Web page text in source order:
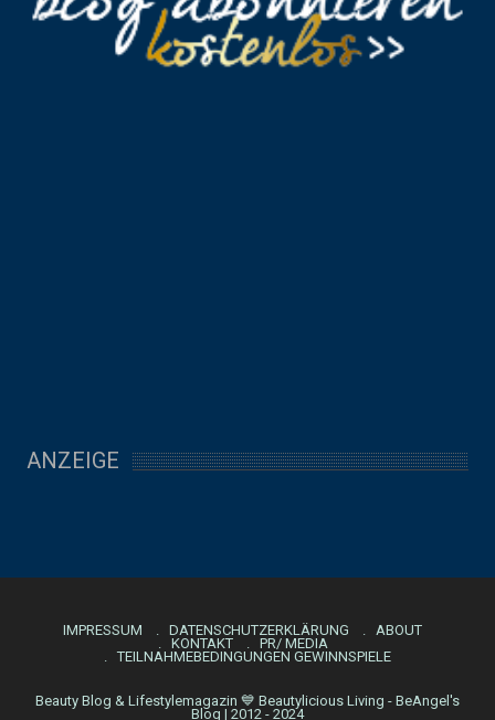
ANZEIGE
IMPRESSUM DATENSCHUTZERKLÄRUNG
ABOUT
KONTAKT
PR/ MEDIA
TEILNAHMEBEDINGUNGEN GEWINNSPIELE
Beauty Blog & Lifestylemagazin 💙 Beautylicious Living - BeAngel's
Blog | 2012 - 2024